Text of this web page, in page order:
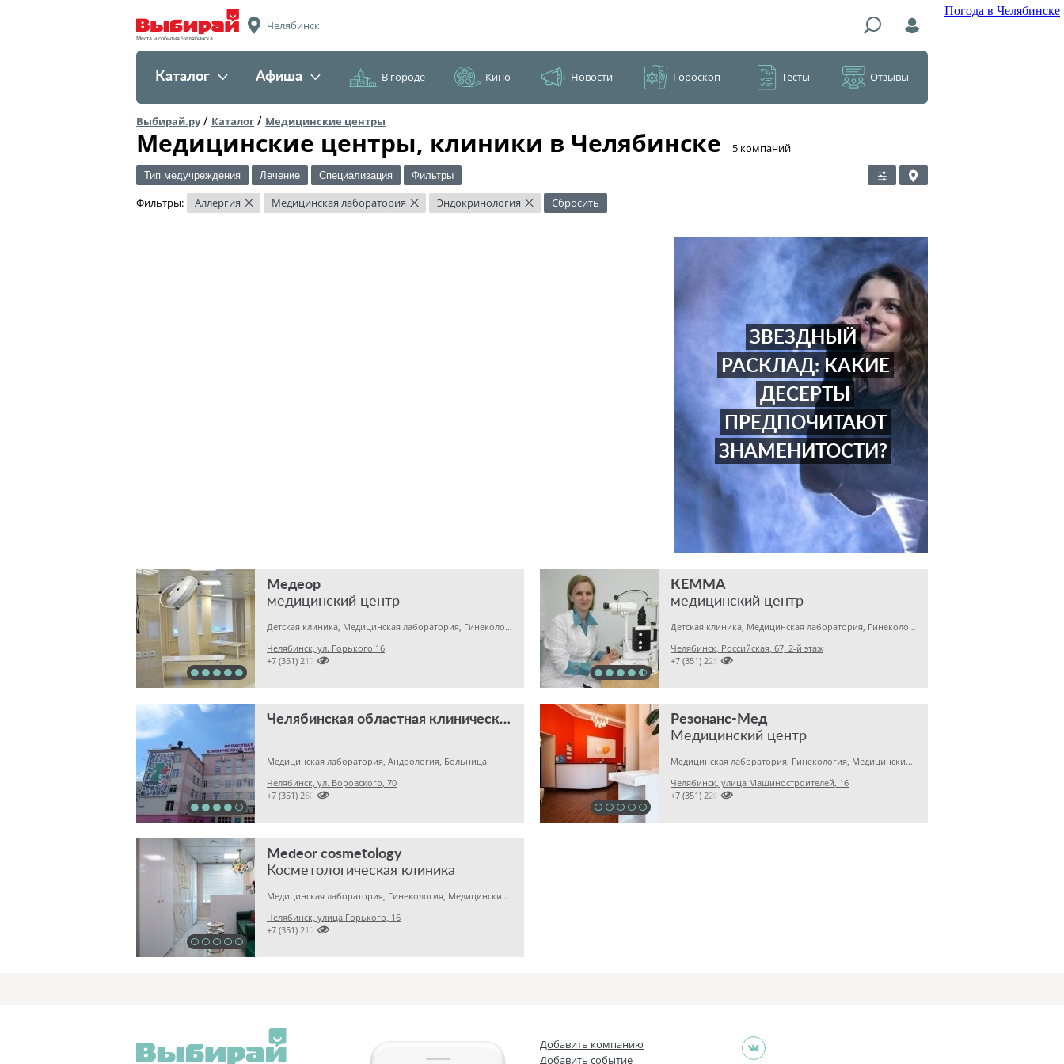
Погода в Челябинске
Места и события Челябинска
Челябинск
Каталог Афиша В городе Кино Новости Гороскоп Тесты Отзывы
Выбирай.ру/ Каталог / Медицинские центры
Медицинские центры, клиники в Челябинске ​5 компаний
Тип медучреждения Лечение Специализация Фильтры
Фильтры: Аллергия × Медицинская лаборатория × Эндокринология × Сбросить
ЗВЕЗДНЫЙ
РАСКЛАД: КАКИЕ
ДЕСЕРТЫ
ПРЕДПОЧИТАЮТ
ЗНАМЕНИТОСТИ?
Медеор
медицинский центр
Детская клиника, Медицинская лаборатория, Гинекология
Челябинск, ул. Горького 16

+7 (351) 2172376
КЕММА
медицинский центр
Детская клиника, Медицинская лаборатория, Гинекология
Челябинск, Российская, 67, 2-й этаж

+7 (351) 2256145
Челябинская областная клиническая больница
Медицинская лаборатория, Андрология, Больница
Челябинск, ул. Воровского, 70

+7 (351) 2609824
Резонанс-Мед
Медицинский центр
Медицинская лаборатория, Гинекология, Медицинский центр
Челябинск, улица Машиностроителей, 16

+7 (351) 2201031
Medeor cosmetology
Косметологическая клиника
Медицинская лаборатория, Гинекология, Медицинский центр
Челябинск, улица Горького, 16

+7 (351) 2170122
Добавить компанию
Добавить событие